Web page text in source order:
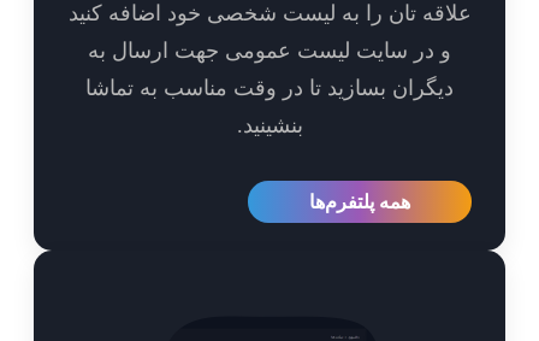
تان را به لیست شخصی خود اضافه کنید
و در سایت لیست عمومی جهت ارسال به
دیگران بسازید تا در وقت مناسب به تماشا
همه پلتفرم‌ها